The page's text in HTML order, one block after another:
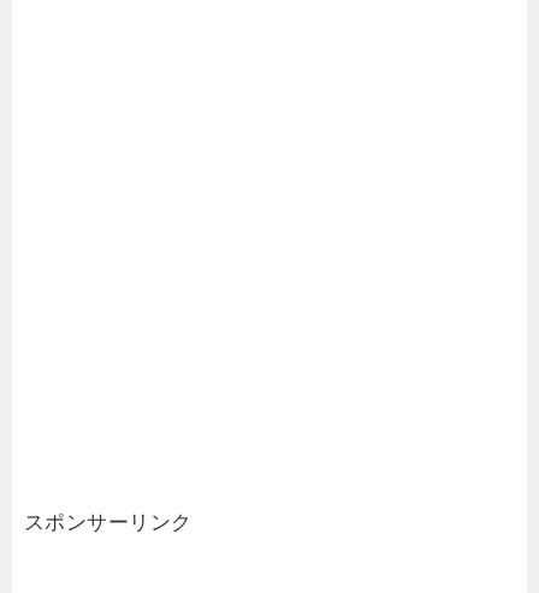
スポンサーリンク